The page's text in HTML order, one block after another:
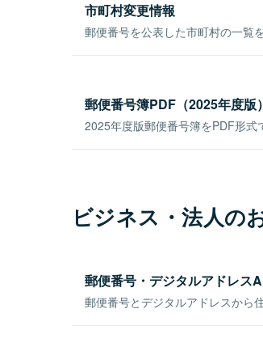
市町村変更情報
郵便番号を公表した市町村の一覧
郵便番号簿PDF（2025年度版）
2025年度版郵便番号簿をPDF形式
ビジネス・法人の
郵便番号・デジタルアドレス
郵便番号とデジタルアドレスから